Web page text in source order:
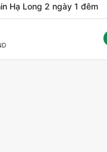
Hạ Long 2 ngày 1 đêm